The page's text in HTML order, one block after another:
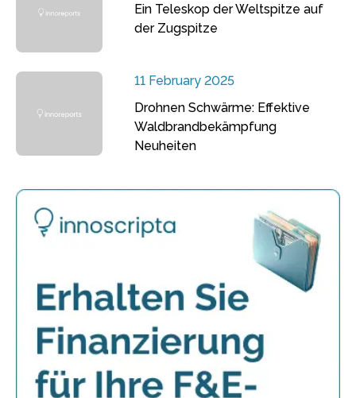
Ein Teleskop der Weltspitze auf
der Zugspitze
11 February 2025
Drohnen Schwärme: Effektive
Waldbrandbekämpfung
Neuheiten